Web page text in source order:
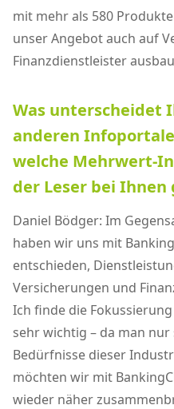
mit mehr als 580
unser Angebot auch auf
Finanzdienstleister
Was unterscheidet
anderen
welche Mehrwert-
der Leser bei Ihnen
Daniel Bödger: Im
haben wir uns mit
entschieden,
Versicherungen und
Ich finde die
sehr wichtig – da man
Bedürfnisse dieser
möchten wir mit
wieder näher